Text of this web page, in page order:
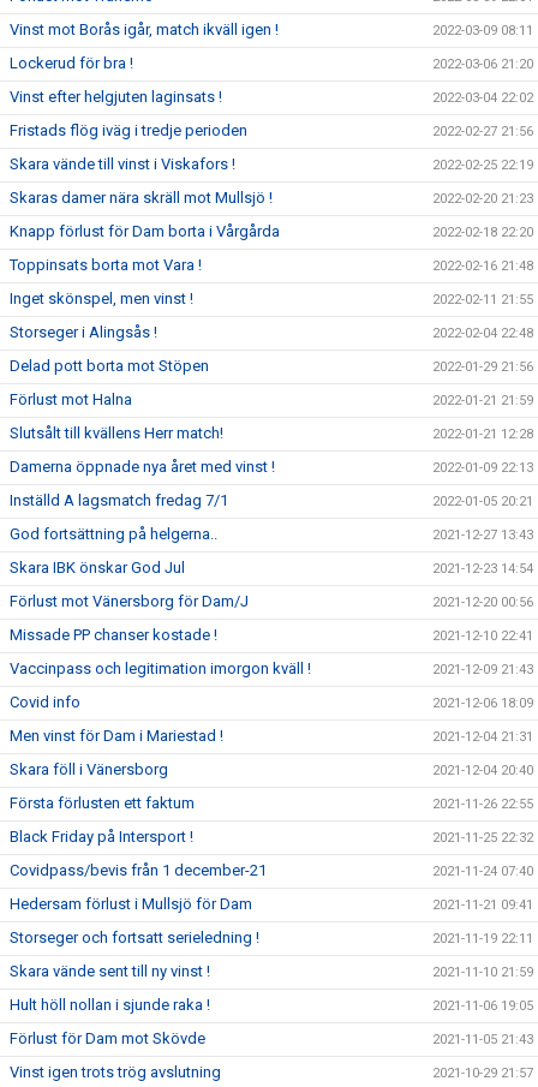
Vinst mot Borås igår, match ikväll igen ! 2022-03-09 08:11
Lockerud för bra ! 2022-03-06 21:20
Vinst efter helgjuten laginsats ! 2022-03-04 22:02
Fristads flög iväg i tredje perioden 2022-02-27 21:56
Skara vände till vinst i Viskafors ! 2022-02-25 22:19
Skaras damer nära skräll mot Mullsjö ! 2022-02-20 21:23
Knapp förlust för Dam borta i Vårgårda 2022-02-18 22:20
Toppinsats borta mot Vara ! 2022-02-16 21:48
Inget skönspel, men vinst ! 2022-02-11 21:55
Storseger i Alingsås ! 2022-02-04 22:48
Delad pott borta mot Stöpen 2022-01-29 21:56
Förlust mot Halna 2022-01-21 21:59
Slutsålt till kvällens Herr match! 2022-01-21 12:28
Damerna öppnade nya året med vinst ! 2022-01-09 22:13
Inställd A lagsmatch fredag 7/1 2022-01-05 20:21
God fortsättning på helgerna.. 2021-12-27 13:43
Skara IBK önskar God Jul 2021-12-23 14:54
Förlust mot Vänersborg för Dam/J 2021-12-20 00:56
Missade PP chanser kostade ! 2021-12-10 22:41
Vaccinpass och legitimation imorgon kväll ! 2021-12-09 21:43
Covid info 2021-12-06 18:09
Men vinst för Dam i Mariestad ! 2021-12-04 21:31
Skara föll i Vänersborg 2021-12-04 20:40
Första förlusten ett faktum 2021-11-26 22:55
Black Friday på Intersport ! 2021-11-25 22:32
Covidpass/bevis från 1 december-21 2021-11-24 07:40
Hedersam förlust i Mullsjö för Dam 2021-11-21 09:41
Storseger och fortsatt serieledning ! 2021-11-19 22:11
Skara vände sent till ny vinst ! 2021-11-10 21:59
Hult höll nollan i sjunde raka ! 2021-11-06 19:05
Förlust för Dam mot Skövde 2021-11-05 21:43
Vinst igen trots trög avslutning 2021-10-29 21:57